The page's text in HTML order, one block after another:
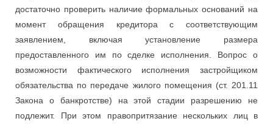
достаточно проверить наличие формальных оснований на
момент обращения кредитора с соответствующим
заявлением, включая установление размера
предоставленного им по сделке исполнения. Вопрос о
возможности фактического исполнения застройщиком
обязательства по передаче жилого помещения (ст. 201.11
Закона о банкротстве) на этой стадии разрешению не
подлежит. При этом правопритязание нескольких лиц в